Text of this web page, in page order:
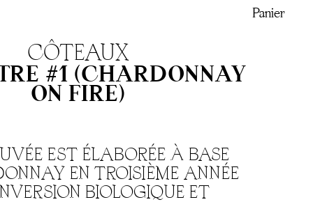
Panier
CÔTEAUX
#1 (CHARDONNAY
ON FIRE)
EST ÉLABORÉE À BASE
EN TROISIÈME ANNÉE
BIOLOGIQUE ET